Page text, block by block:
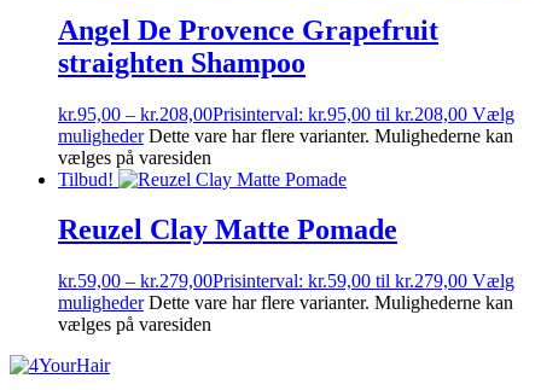
Angel De Provence Grapefruit
straighten Shampoo
kr.95,00 – kr.208,00Prisinterval: kr.95,00 til kr.208,00 Vælg
muligheder Dette vare har flere varianter. Mulighederne kan
vælges på varesiden
Tilbud!
Reuzel Clay Matte Pomade
kr.59,00 – kr.279,00Prisinterval: kr.59,00 til kr.279,00 Vælg
muligheder Dette vare har flere varianter. Mulighederne kan
vælges på varesiden